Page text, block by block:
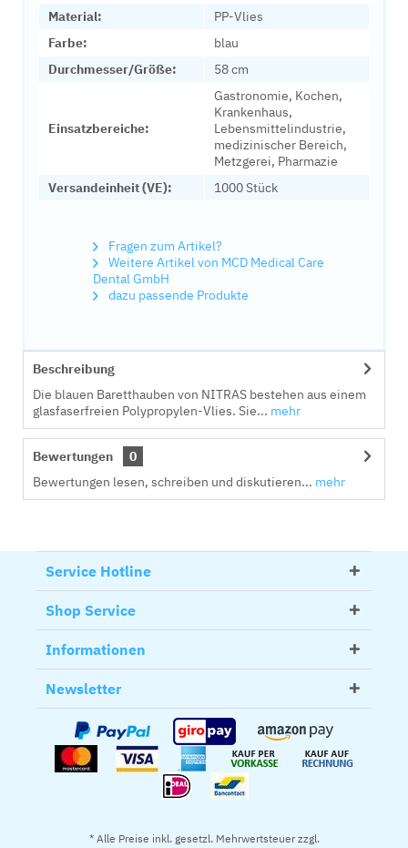
Material:
PP-Vlies
Farbe:
blau
Durchmesser/Größe:
58 cm
Einsatzbereiche:
Gastronomie, Kochen,
Krankenhaus,
Lebensmittelindustrie,
medizinischer Bereich,
Metzgerei, Pharmazie
Versandeinheit (VE):
1000 Stück
Fragen zum Artikel?
Weitere Artikel von MCD Medical Care
Dental GmbH
dazu passende Produkte
Beschreibung
Die blauen Baretthauben von NITRAS bestehen aus einem
glasfaserfreien Polypropylen-Vlies. Sie... mehr
Bewertungen
0
Bewertungen lesen, schreiben und diskutieren... mehr
Service Hotline
Shop Service
Informationen
Newsletter
* Alle Preise inkl. gesetzl. Mehrwertsteuer zzgl.